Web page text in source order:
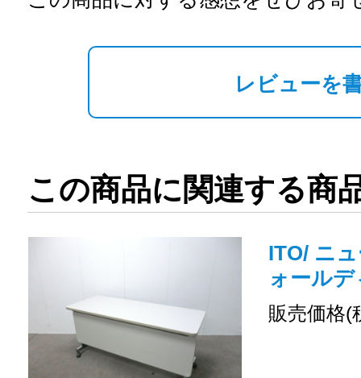
レビューを
この商品に関連する商
ITO/ ニ
ォール
販売価格(